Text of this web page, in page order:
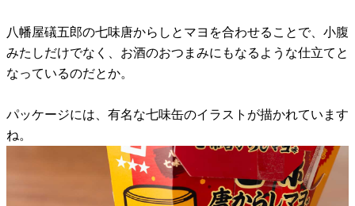
八幡屋礒五郎の七味唐からしとマヨを合わせることで、小腹
みたしだけでなく、お酒のおつまみにもなるような仕立てと
なっているのだとか。
パッケージには、有名な七味缶のイラストが描かれています
ね。